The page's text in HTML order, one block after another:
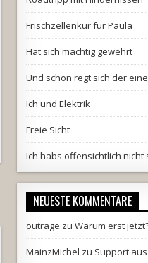
Frischzellenkur für Paula
Hat sich mächtig gewehrt
Und schon regt sich der
Ich und Elektrik
Freie Sicht
Ich habs offensichtlich nicht
NEUESTE KOMMENTARE
outrage zu Warum erst
MainzMichel zu Support